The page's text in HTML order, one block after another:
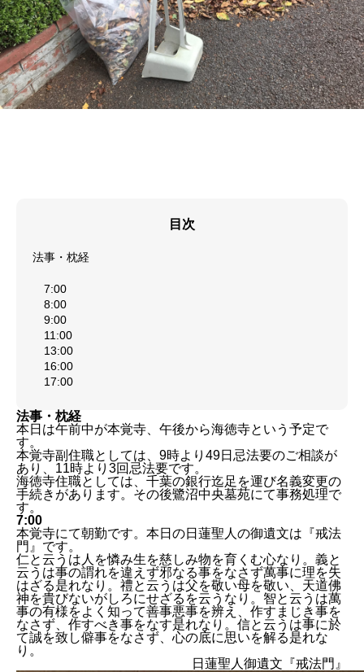
目次
法事・枕経
7:00
8:00
9:00
11:00
13:00
16:00
17:00
法事・枕経
本日は午前中が本覚寺、午後から海徳寺という予定で
す。
本覚寺副住職としては、9時より49日忌法要のご相談が
あり、11時より3回忌法要です。
海徳寺住職としては、千葉の銀行迄足を運び名義変更の
手続きがあります。その後鷺沼中央墓苑にて事務処理で
す。
7:00
本覚寺にて朝勤です。本日の日蓮聖人の御遺文は『戒法
門』です。
仁と云うは人を憐み生を慈しみ物を育くむ心なり。義と
云うは事の謂れを違えず邪なる事をなさず萬事に理を失
はざる是れなり。禮と云うは父を敬い母を敬い、天道佛
神を貴びないがしろにせざるを云うなり。智と云うは萬
事の有様をよく知って善事悪事を辨え、作すまじき事を
なさず、作すべき事をなす是れなり。信と云うは事に於
て誠を致し僻事をなさず、心の底に思いを解る是れな
り。
日蓮聖人御遺文『戒法門』